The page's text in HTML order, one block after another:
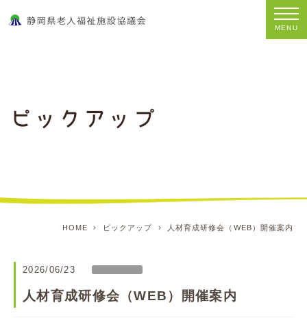
MENU
HOME ピックアップ 人材育成研修会（WEB）開催案内
2026/06/23
人材育成研修会（WEB）開催案内